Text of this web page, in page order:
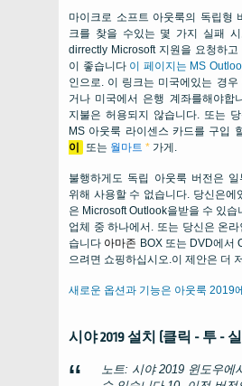
마이크로 소프트 아웃룩의 독립형
크를 찾을 수있는 몇 가지 실패
dirrectly Microsoft 지원을 요청하고
이 좋습니다 이 페이지는 MS
인으로. 이 링크는 미국에있는 경
거나 미국에서 은행 계좌를해야합
지불은 허용되지 않습니다. 또는
MS 아웃룩 라이센스 카드를 구입
이
또는 월마트 *가게.
불행하게도 독립 아웃룩 버전은
위해 사용할 수 없습니다. 당신은에
은 Microsoft Outlook을받을 수 있습
업체 중 하나에서. 또는 당신은 온
습니다 아마존 BOX 또는 DVD에서
으려면 쇼핑하십시오.이 제안은 더
새로운 옵션과 기능은 아웃룩 2019
시야 2019 설치 (클릭 - 투 -
노트: 시야 2019 윈도우에